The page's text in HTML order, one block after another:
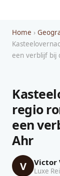
Home ›
een verblijf bij
regio
een
Ahr
V Victor
Luxe